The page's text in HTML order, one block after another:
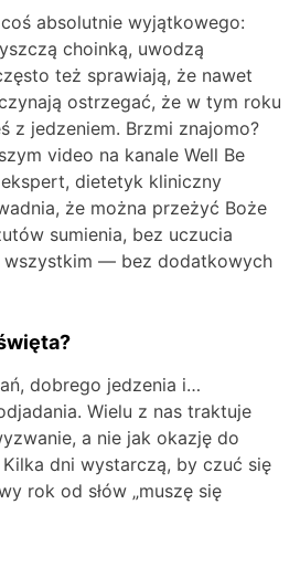
absolutnie wyjątkowego:
choinką, uwodzą
też sprawiają, że nawet
ostrzegać, że w tym roku
z jedzeniem. Brzmi znajomo?
video na kanale Well Be
dietetyk kliniczny
że można przeżyć Boże
sumienia, bez uczucia
— bez dodatkowych
dobrego jedzenia i…
Wielu z nas traktuje
a nie jak okazję do
dni wystarczą, by czuć się
rok od słów „muszę się